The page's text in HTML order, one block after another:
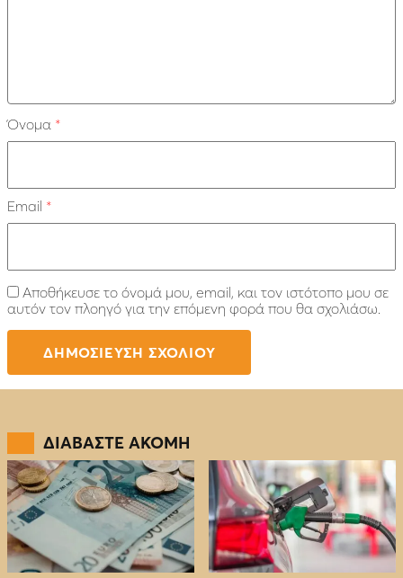
Όνομα *
Email *
Αποθήκευσε το όνομά μου, email, και τον ιστότοπο μου σε
αυτόν τον πλοηγό για την επόμενη φορά που θα σχολιάσω.
ΔΙΑΒΑΣΤΕ ΑΚΟΜΗ